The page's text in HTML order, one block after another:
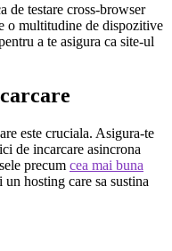
de testare cross-browser
o multitudine de dispozitive
a te asigura ca site-ul
este cruciala. Asigura-te
de incarcare asincrona
precum cea mai buna
un hosting care sa sustina